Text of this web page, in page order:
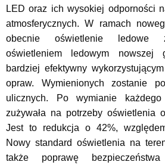
LED oraz ich wysokiej odporności
atmosferycznych. W ramach
obecnie oświetlenie ledowe
oświetleniem ledowym nowszej
bardziej efektywny
opraw. Wymienionych zostanie
ulicznych. Po wymianie
zużywała na potrzeby oświetlenia
Jest to redukcja o 42%,
Nowy standard oświetlenia na
także poprawę